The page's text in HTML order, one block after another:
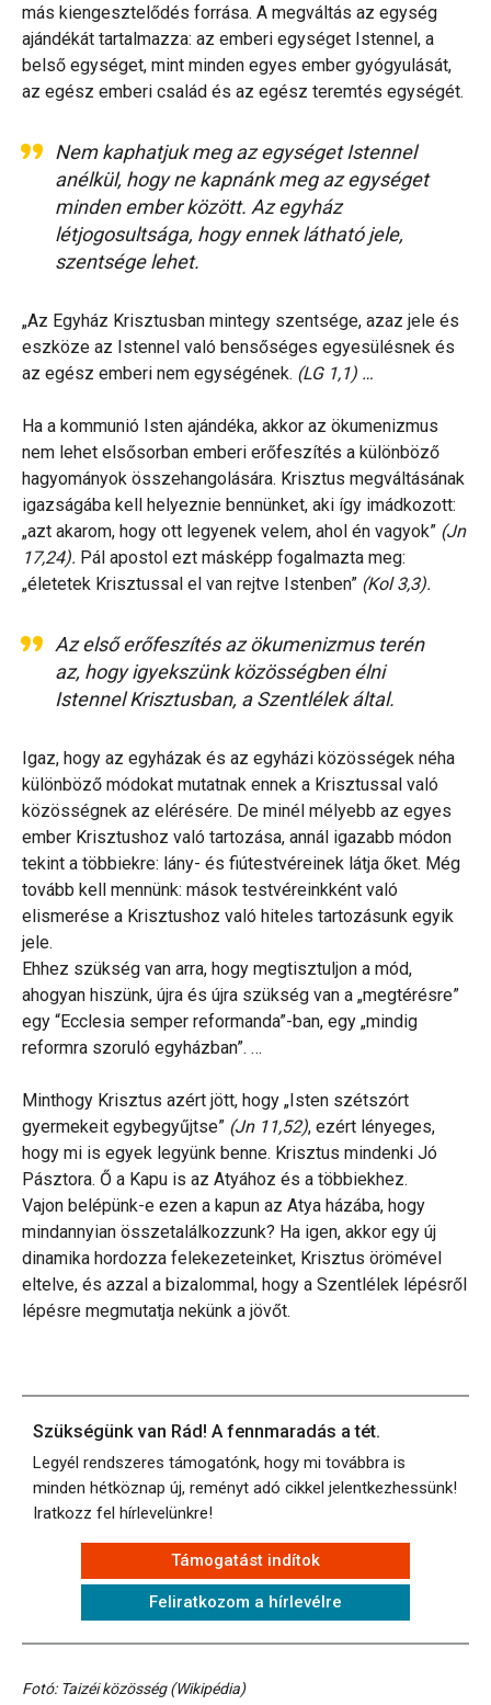
más kiengesztelődés forrása. A megváltás az egység
ajándékát tartalmazza: az emberi egységet Istennel, a
belső egységet, mint minden egyes ember gyógyulását,
az egész emberi család és az egész teremtés egységét.
Nem kaphatjuk meg az egységet Istennel
anélkül, hogy ne kapnánk meg az egységet
minden ember között. Az egyház
létjogosultsága, hogy ennek látható jele,
szentsége lehet.
„Az Egyház Krisztusban mintegy szentsége, azaz jele és
eszköze az Istennel való bensőséges egyesülésnek és
az egész emberi nem egységének. (LG 1,1) …
Ha a kommunió Isten ajándéka, akkor az ökumenizmus
nem lehet elsősorban emberi erőfeszítés a különböző
hagyományok összehangolására. Krisztus megváltásának
igazságába kell helyeznie bennünket, aki így imádkozott:
„azt akarom, hogy ott legyenek velem, ahol én vagyok” (Jn
17,24). Pál apostol ezt másképp fogalmazta meg:
„életetek Krisztussal el van rejtve Istenben” (Kol 3,3).
Az első erőfeszítés az ökumenizmus terén
az, hogy igyekszünk közösségben élni
Istennel Krisztusban, a Szentlélek által.
Igaz, hogy az egyházak és az egyházi közösségek néha
különböző módokat mutatnak ennek a Krisztussal való
közösségnek az elérésére. De minél mélyebb az egyes
ember Krisztushoz való tartozása, annál igazabb módon
tekint a többiekre: lány- és fiútestvéreinek látja őket. Még
tovább kell mennünk: mások testvéreinkként való
elismerése a Krisztushoz való hiteles tartozásunk egyik
jele.
Ehhez szükség van arra, hogy megtisztuljon a mód,
ahogyan hiszünk, újra és újra szükség van a „megtérésre”
egy “Ecclesia semper reformanda”-ban, egy „mindig
reformra szoruló egyházban”. …
Minthogy Krisztus azért jött, hogy „Isten szétszórt
gyermekeit egybegyűjtse” (Jn 11,52), ezért lényeges,
hogy mi is egyek legyünk benne. Krisztus mindenki Jó
Pásztora. Ő a Kapu is az Atyához és a többiekhez.
Vajon belépünk-e ezen a kapun az Atya házába, hogy
mindannyian összetalálkozzunk? Ha igen, akkor egy új
dinamika hordozza felekezeteinket, Krisztus örömével
eltelve, és azzal a bizalommal, hogy a Szentlélek lépésről
lépésre megmutatja nekünk a jövőt.
Szükségünk van Rád! A fennmaradás a tét.
Legyél rendszeres támogatónk, hogy mi továbbra is
minden hétköznap új, reményt adó cikkel jelentkezhessünk!
Iratkozz fel hírlevelünkre!
Támogatást indítok
Feliratkozom a hírlevélre
Fotó: Taizéi közösség (Wikipédia)